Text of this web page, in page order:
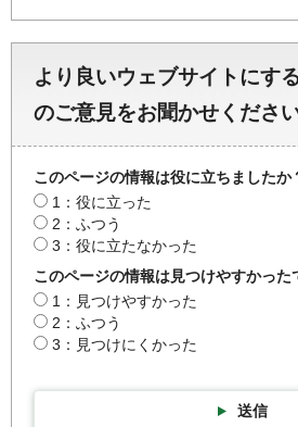
より良いウェブサイトにす
のご意見をお聞かせくださ
このページの情報は役に立ちましたか
1：役に立った
2：ふつう
3：役に立たなかった
このページの情報は見つけやすかった
1：見つけやすかった
2：ふつう
3：見つけにくかった
送信